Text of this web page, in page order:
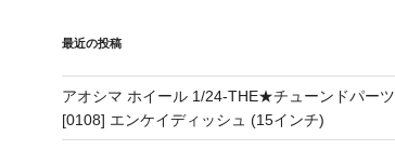
最近の投稿
アオシマ ホイール 1/24-THE★チューンドパーツ
[0108] エンケイディッシュ (15インチ)